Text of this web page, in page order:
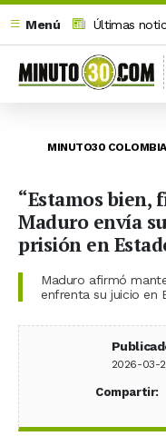
Menú
Últimas
MINUTO30 COLOMBIA
“Estamos bien,
Maduro envía
prisión en
Maduro afirmó
enfrenta su juicio en
2026-03-
Compartir: